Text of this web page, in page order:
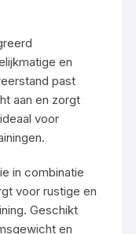
en
past
aan en zorgt
voor
in combinatie
voor rustige en
Geschikt
en